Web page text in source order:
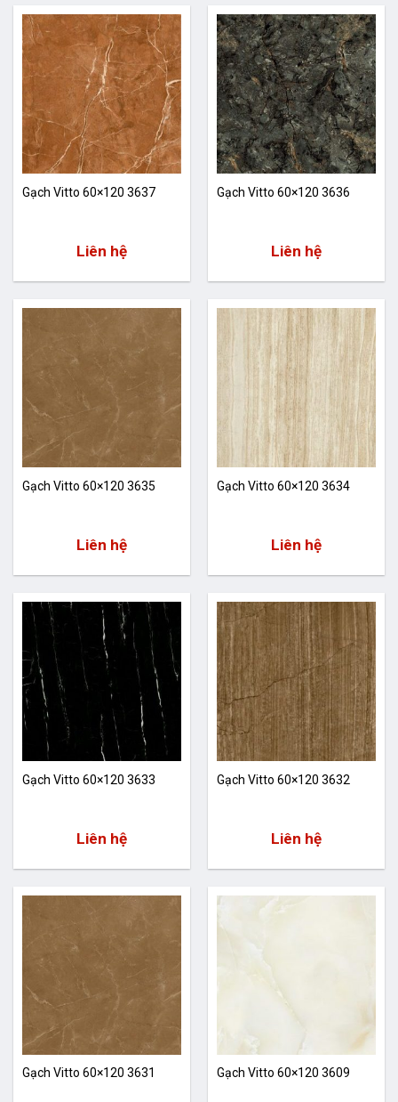
Gạch Vitto 60×120 3637
Liên hệ
Gạch Vitto 60×120 3636
Liên hệ
Gạch Vitto 60×120 3635
Liên hệ
Gạch Vitto 60×120 3634
Liên hệ
Gạch Vitto 60×120 3633
Liên hệ
Gạch Vitto 60×120 3632
Liên hệ
Gạch Vitto 60×120 3631 Gạch Vitto 60×120 3609